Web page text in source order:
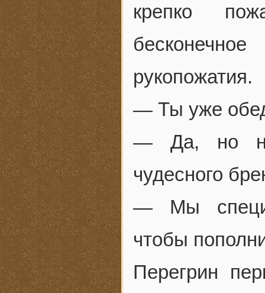
крепко
рукопожатия.
— Ты уже
— Да, но не
чудесного
— Мы
чтобы
Перегрин